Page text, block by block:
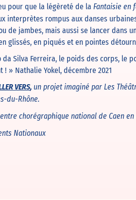
pour que la légèreté de la Fantaisie en
interprètes rompus aux danses
de jambes, mais aussi se lancer dans
glissés, en piqués et en pointes
da Silva Ferreira, le poids des corps, le
! » Natha­lie Yokel, décembre 2021
VERS, un projet imaginé par Les
du-Rhône.
chorégraphique national de Caen
Nationaux